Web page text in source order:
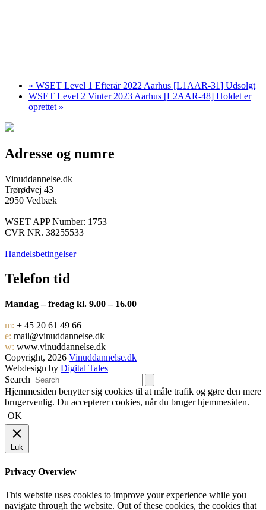
« WSET Level 1 Efterår 2022 Aarhus [L1AAR-31] Udsolgt
WSET Level 2 Vinter 2023 Aarhus [L2AAR-48] Holdet er
oprettet »
Adresse og numre
Vinuddannelse.dk
Trørødvej 43
2950 Vedbæk
WSET APP Number: 1753
CVR NR. 38255533
Handelsbetingelser
Telefon tid
Mandag – fredag kl. 9.00 – 16.00
m: + 45 20 61 49 66
e: mail@vinuddannelse.dk
w: www.vinuddannelse.dk
Copyright, 2026 Vinuddannelse.dk
Webdesign by Digital Tales
Search
Hjemmesiden benytter sig cookies til at måle trafik og gøre den mere
brugervenlig. Du accepterer cookies, når du bruger hjemmesiden.
OK
Luk
Privacy Overview
This website uses cookies to improve your experience while you
navigate through the website. Out of these cookies, the cookies that